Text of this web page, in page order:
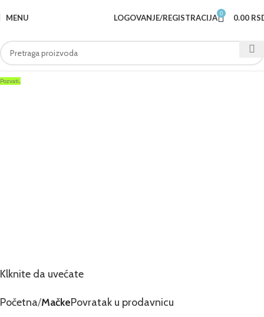
MENU LOGOVANJE/REGISTRACIJA 0 0.00
Pozvati...
Klknite da uvećate
Početna MačkePovratak u prodavnicu